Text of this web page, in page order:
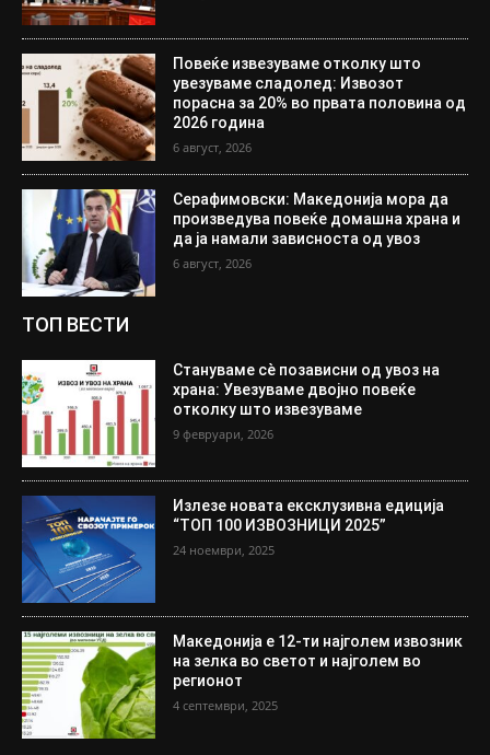
Повеќе извезуваме отколку што
увезуваме сладолед: Извозот
порасна за 20% во првата половина од
2026 година
6 август, 2026
Серафимовски: Македонија мора да
произведува повеќе домашна храна и
да ја намали зависноста од увоз
6 август, 2026
ТОП ВЕСТИ
Стануваме сè позависни од увоз на
храна: Увезуваме двојно повеќе
отколку што извезуваме
9 февруари, 2026
Излезе новата ексклузивна едиција
“ТОП 100 ИЗВОЗНИЦИ 2025”
24 ноември, 2025
Македонија е 12-ти најголем извозник
на зелка во светот и најголем во
регионот
4 септември, 2025